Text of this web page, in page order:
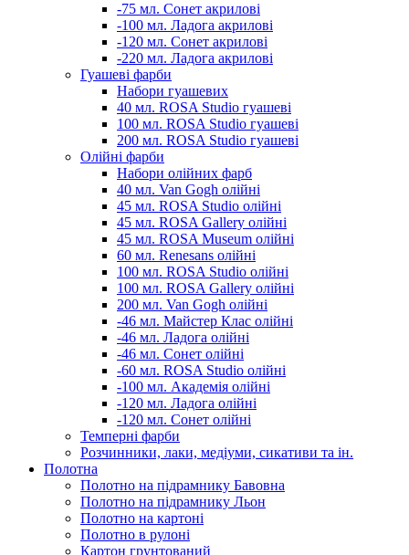
-75 мл. Сонет акрилові
-100 мл. Ладога акрилові
-120 мл. Сонет акрилові
-220 мл. Ладога акрилові
Гуашеві фарби
Набори гуашевих
40 мл. ROSA Studio гуашеві
100 мл. ROSA Studio гуашеві
200 мл. ROSA Studio гуашеві
Олійні фарби
Набори олійних фарб
40 мл. Van Gogh олійні
45 мл. ROSA Studio олійні
45 мл. ROSA Gallery олійні
45 мл. ROSA Museum олійні
60 мл. Renesans олійні
100 мл. ROSA Studio олійні
100 мл. ROSA Gallery олійні
200 мл. Van Gogh олійні
-46 мл. Майстер Клас олійні
-46 мл. Ладога олійні
-46 мл. Сонет олійні
-60 мл. ROSA Studio олійні
-100 мл. Академія олійні
-120 мл. Ладога олійні
-120 мл. Сонет олійні
Темперні фарби
Розчинники, лаки, медіуми, сикативи та ін.
Полотна
Полотно на підрамнику Бавовна
Полотно на підрамнику Льон
Полотно на картоні
Полотно в рулоні
Картон грунтований